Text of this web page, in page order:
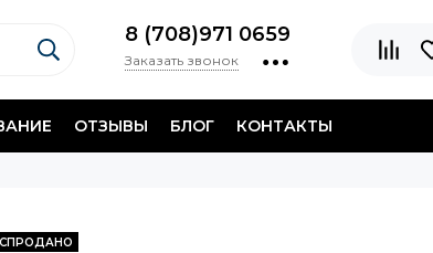
8 (708)971 0659
Заказать звонок
ОТЗЫВЫ БЛОГ КОНТАКТЫ